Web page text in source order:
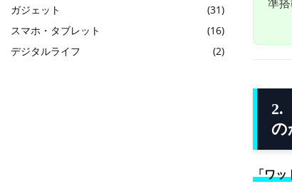
2.
の
「ワッ
ガジェット
(31)
スマホ・タブレット
(16)
デジタルライフ
(2)